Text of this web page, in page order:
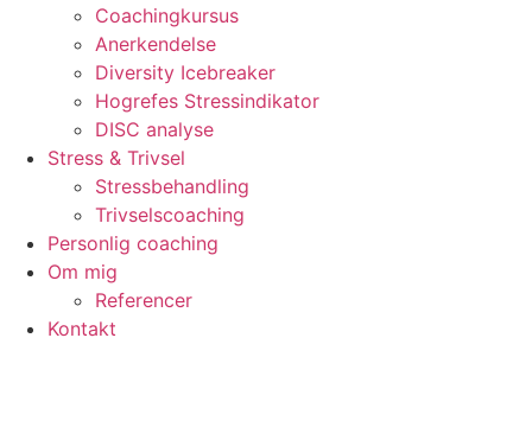
Coachingkursus
Anerkendelse
Diversity Icebreaker
Hogrefes Stressindikator
DISC analyse
Stress & Trivsel
Stressbehandling
Trivselscoaching
Personlig coaching
Om mig
Referencer
Kontakt